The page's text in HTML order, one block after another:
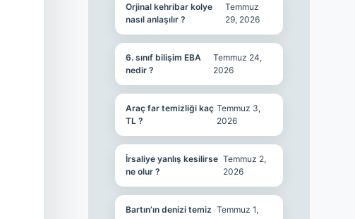
Orjinal kehribar kolye
nasıl anlaşılır ?
Temmuz
29, 2026
6. sınıf bilişim EBA
nedir ?
Temmuz 24,
2026
Araç far temizliği kaç
TL ?
Temmuz 3,
2026
İrsaliye yanlış kesilirse
ne olur ?
Temmuz 2,
2026
Bartın’ın denizi temiz Temmuz 1,